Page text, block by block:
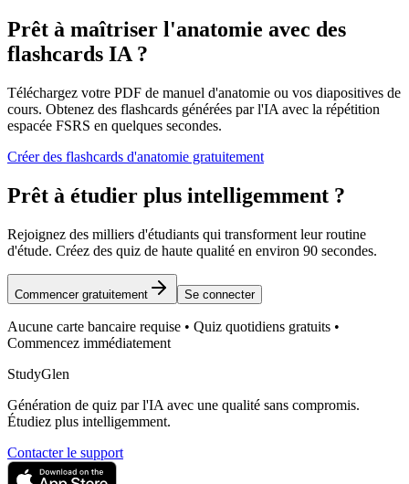
Prêt à maîtriser l'anatomie avec des
flashcards IA ?
Téléchargez votre PDF de manuel d'anatomie ou vos diapositives de
cours. Obtenez des flashcards générées par l'IA avec la répétition
espacée FSRS en quelques secondes.
Créer des flashcards d'anatomie gratuitement
Prêt à étudier plus intelligemment ?
Rejoignez des milliers d'étudiants qui transforment leur routine
d'étude. Créez des quiz de haute qualité en environ 90 secondes.
Commencer gratuitement Se connecter
Aucune carte bancaire requise • Quiz quotidiens gratuits •
Commencez immédiatement
StudyGlen
Génération de quiz par l'IA avec une qualité sans compromis.
Étudiez plus intelligemment.
Contacter le support